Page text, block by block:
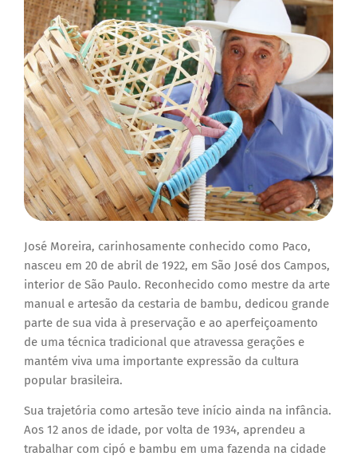
José Moreira, carinhosamente conhecido como Paco,
nasceu em 20 de abril de 1922, em São José dos Campos,
interior de São Paulo. Reconhecido como mestre da arte
manual e artesão da cestaria de bambu, dedicou grande
parte de sua vida à preservação e ao aperfeiçoamento
de uma técnica tradicional que atravessa gerações e
mantém viva uma importante expressão da cultura
popular brasileira.
Sua trajetória como artesão teve início ainda na infância.
Aos 12 anos de idade, por volta de 1934, aprendeu a
trabalhar com cipó e bambu em uma fazenda na cidade